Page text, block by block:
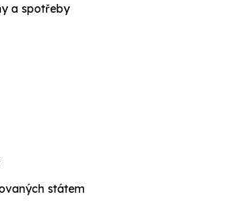
a spotřeby
státem